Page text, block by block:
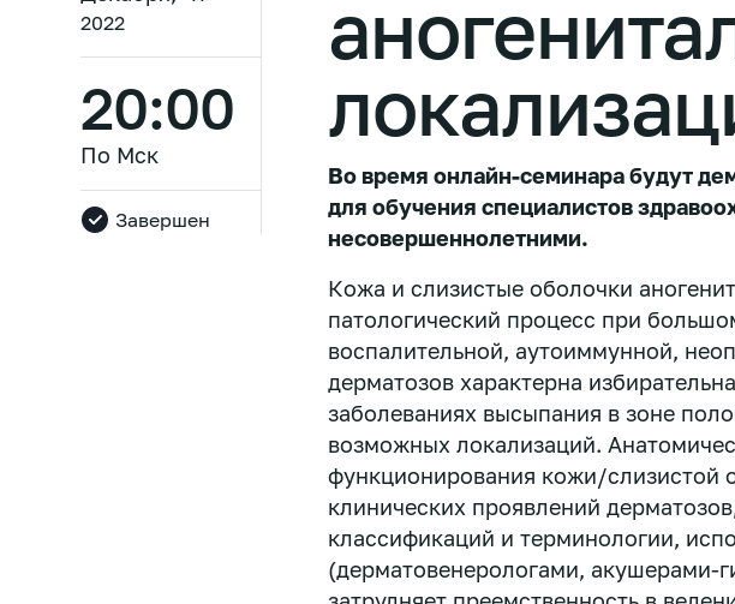
2022
20:00
По Мск
Завершен
Во время онлайн-семинара будут
для обучения специалистов
несовершеннолетними.
Кожа и слизистые оболочки
патологический процесс при
воспалительной, аутоиммунной,
дерматозов характерна
заболеваниях высыпания в зоне
возможных локализаций.
функционирования кожи/слизистой
клинических проявлений
классификаций и терминологии,
(дерматовенерологами, акушерами-